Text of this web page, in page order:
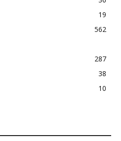
19
562
287
38
10